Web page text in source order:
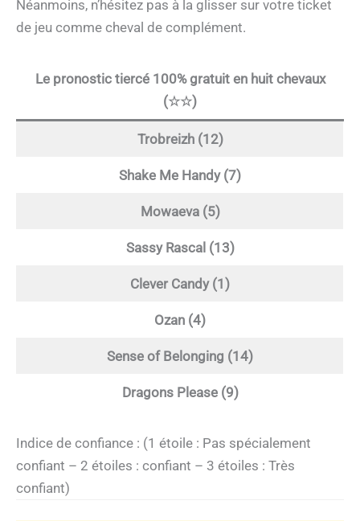
Néanmoins, n’hésitez pas à la glisser sur votre ticket
de jeu comme cheval de complément.
Le pronostic tiercé 100% gratuit en huit chevaux
(☆☆)
Trobreizh (12)
Shake Me Handy (7)
Mowaeva (5)
Sassy Rascal (13)
Clever Candy (1)
Ozan (4)
Sense of Belonging (14)
Dragons Please (9)
Indice de confiance : (1 étoile : Pas spécialement
confiant – 2 étoiles : confiant – 3 étoiles : Très
confiant)